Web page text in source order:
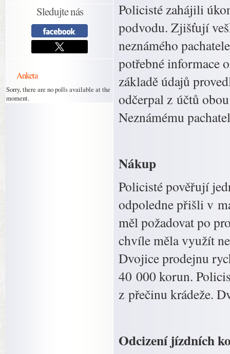
Sledujte nás
Anketa
Sorry, there are no polls available at the
moment.
Policisté zahájili
podvodu. Zjišťují
neznámého
potřebné informace
základě údajů
odčerpal z účtů
Neznámému
Nákup
Policisté pověřují
odpoledne přišli v
měl požadovat po
chvíle měla využít
Dvojice prodejnu
40 000 korun.
z přečinu krádeže.
Odcizení jízdních